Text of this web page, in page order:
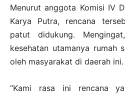
Menurut anggota Komisi IV
Karya Putra, rencana
patut didukung.
kesehatan utamanya rumah
oleh masyarakat di daerah ini.
“Kami rasa ini rencana